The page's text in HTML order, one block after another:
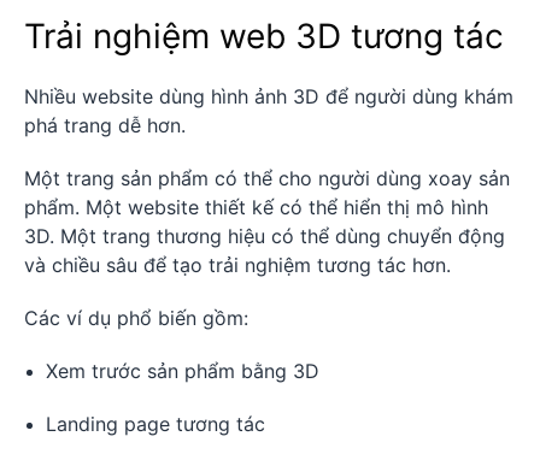
Trải nghiệm web 3D tương tác
Nhiều website dùng hình ảnh 3D để người dùng khám
phá trang dễ hơn.
Một trang sản phẩm có thể cho người dùng xoay sản
phẩm. Một website thiết kế có thể hiển thị mô hình
3D. Một trang thương hiệu có thể dùng chuyển động
và chiều sâu để tạo trải nghiệm tương tác hơn.
Các ví dụ phổ biến gồm:
Xem trước sản phẩm bằng 3D
Landing page tương tác